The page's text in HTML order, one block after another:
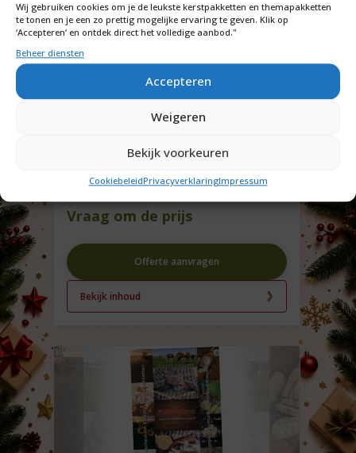
Wij gebruiken cookies om je de leukste kerstpakketten en themapakketten
te tonen en je een zo prettig mogelijke ervaring te geven. Klik op
‘Accepteren’ en ontdek direct het volledige aanbod."
Beheer diensten
Accepteren
Weigeren
Bekijk voorkeuren
CookiebeleidPrivacyverklaringImpressum
vogelparadijs
Vraag om de prijs
Offerte aanvragen
Bekijk inhoud